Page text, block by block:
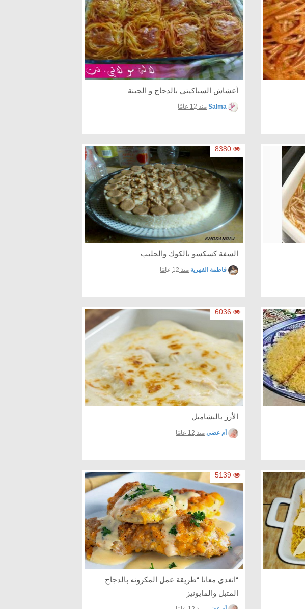
أعشاش السباكيتي بالدجاج و الجبنة
Salma منذ 12 عامًا
السفة كسكسو بالكوك والحليب
فاطمة الفهرية منذ 12 عامًا
الأرز بالبشاميل
أم عضي منذ 12 عامًا
“اتغدى معانا “طريقة عمل المكرونه بالدجاج
المتبل والمايونيز